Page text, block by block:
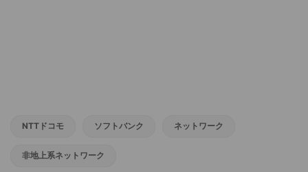
NTTドコモ ソフトバンク ネットワーク
非地上系ネットワーク